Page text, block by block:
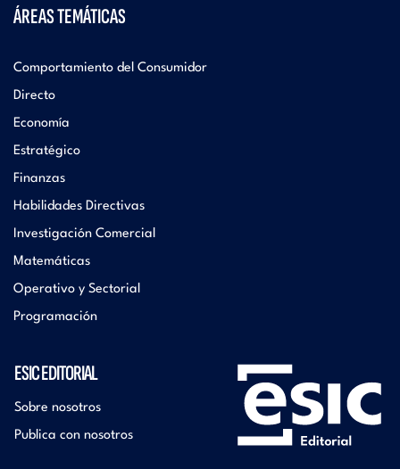
ÁREAS TEMÁTICAS
Comportamiento del Consumidor
Directo
Economía
Estratégico
Finanzas
Habilidades Directivas
Investigación Comercial
Matemáticas
Operativo y Sectorial
Programación
ESIC EDITORIAL
Sobre nosotros
Publica con nosotros